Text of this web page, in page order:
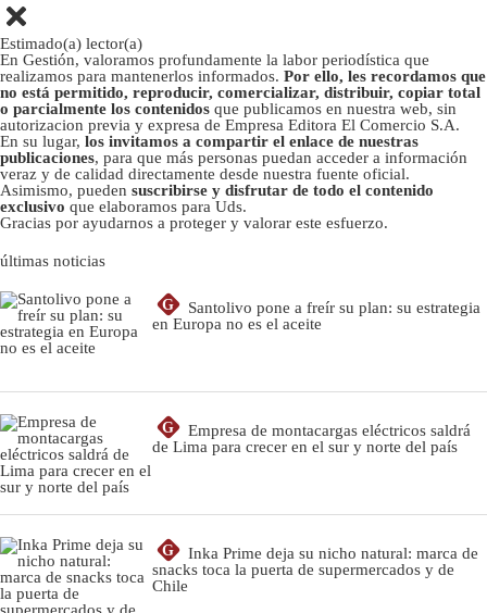
Estimado(a) lector(a)
En Gestión, valoramos profundamente la labor periodística que
realizamos para mantenerlos informados. Por ello, les recordamos que
no está permitido, reproducir, comercializar, distribuir, copiar total
o parcialmente los contenidos que publicamos en nuestra web, sin
autorizacion previa y expresa de Empresa Editora El Comercio S.A.
En su lugar, los invitamos a compartir el enlace de nuestras
publicaciones, para que más personas puedan acceder a información
veraz y de calidad directamente desde nuestra fuente oficial.
Asimismo, pueden suscribirse y disfrutar de todo el contenido
exclusivo que elaboramos para Uds.
Gracias por ayudarnos a proteger y valorar este esfuerzo.
últimas noticias
G
Santolivo pone a freír su plan: su estrategia
en Europa no es el aceite
G
Empresa de montacargas eléctricos saldrá
de Lima para crecer en el sur y norte del país
G
Inka Prime deja su nicho natural: marca de
snacks toca la puerta de supermercados y de
Chile